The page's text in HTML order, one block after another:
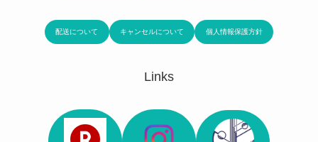
配送について キャンセルについて 個人情報保護方針
Links